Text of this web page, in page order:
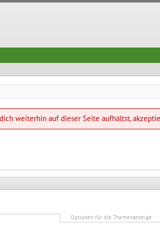
weiterhin auf dieser Seite aufhältst,
Optionen für die Themenanzeige